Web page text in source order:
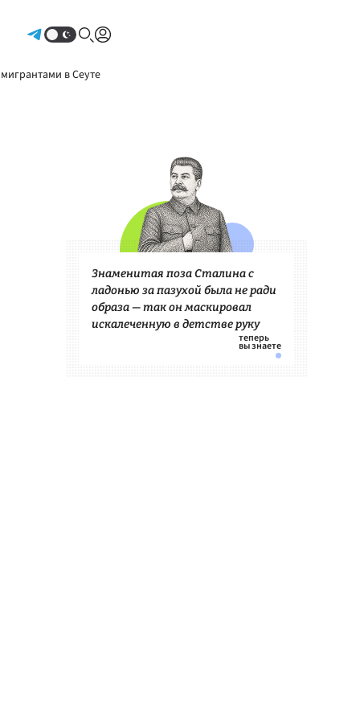
в Сеуте
Знаменитая поза Сталина с
ладонью за пазухой была не ради
образа — так он маскировал
искалеченную в детстве руку